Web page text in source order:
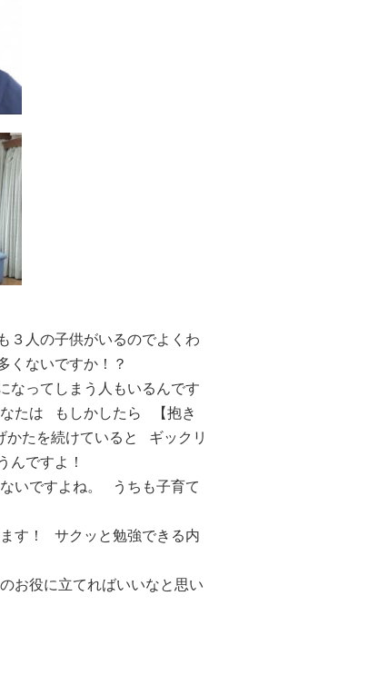
３人の子供がいるのでよくわ
くないですか！？
なってしまう人もいるんです
なたは もしかしたら 【抱き
かたを続けていると ギックリ
んですよ！
いですよね。 うちも子育て
す！ サクッと勉強できる内
お役に立てればいいなと思い